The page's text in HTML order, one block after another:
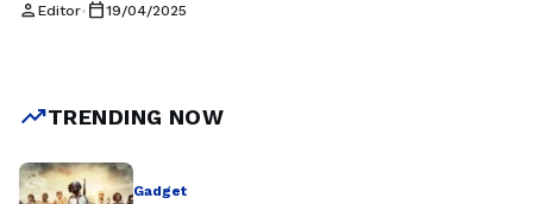
proses pembelajaran di IPDN, teori dan praktik diajarkan
Program KKN …Baca Selengkapnya
person Editor• calendar_today19/04/2025
trending_upTRENDING NOW
Gadget